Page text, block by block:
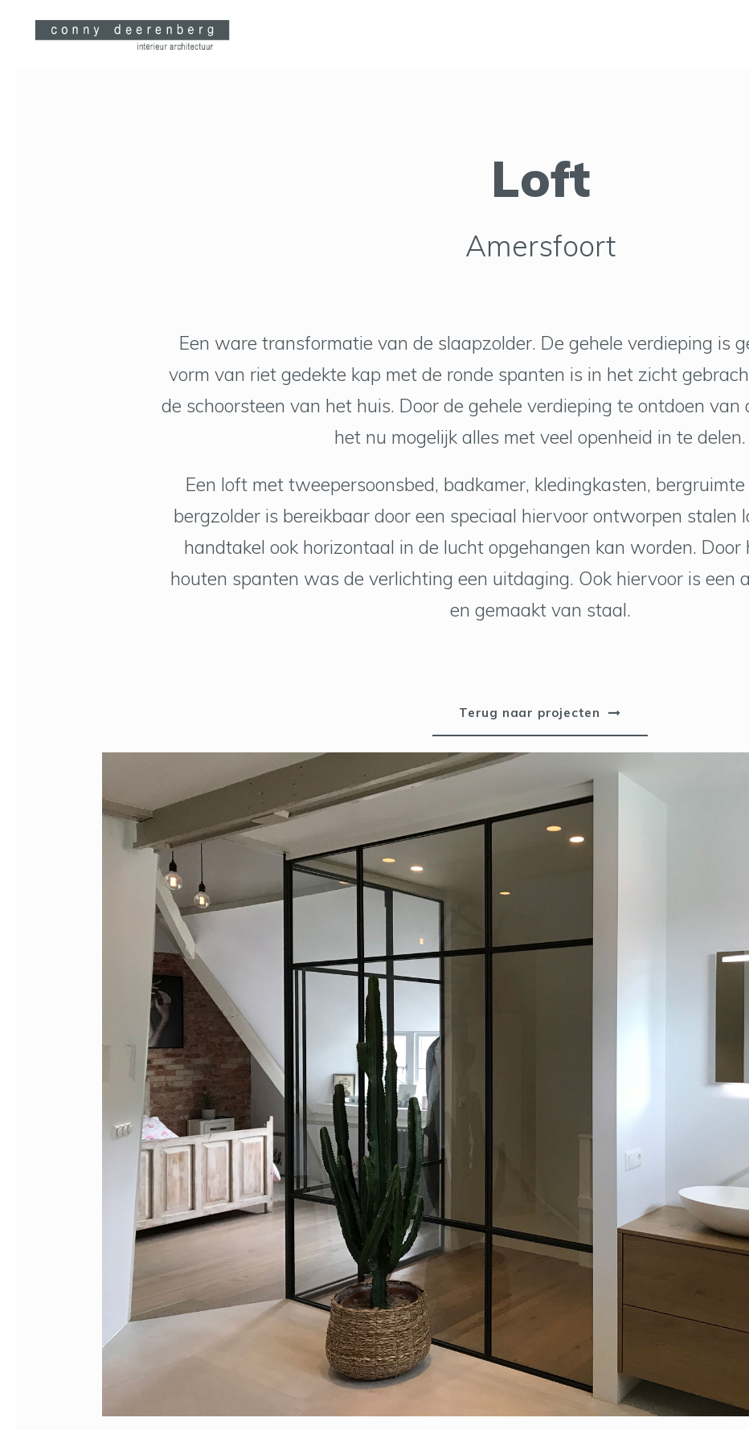
Loft
Amersfoort
Een ware transformatie van de slaapzolder. De gehele verdieping is
vorm van riet gedekte kap met de ronde spanten is in het zicht
de schoorsteen van het huis. Door de gehele verdieping te ontdoen
het nu mogelijk alles met veel openheid in te delen.
Een loft met tweepersoonsbed, badkamer, kledingkasten,
bergzolder is bereikbaar door een speciaal hiervoor ontworpen stalen
handtakel ook horizontaal in de lucht opgehangen kan worden. Door
houten spanten was de verlichting een uitdaging. Ook hiervoor is een
en gemaakt van staal.
Terug naar projecten